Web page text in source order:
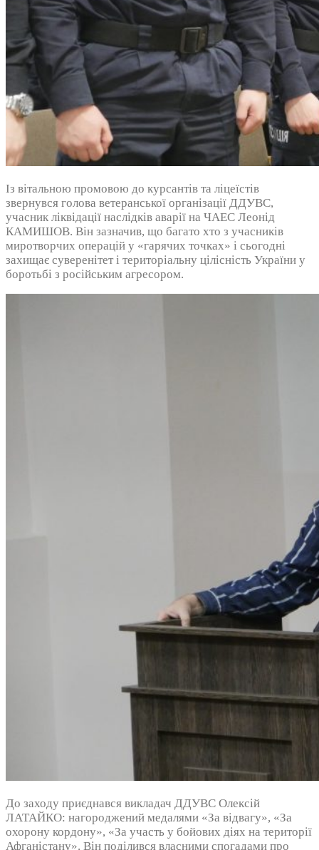
Із вітальною промовою до курсантів та ліцеїстів
звернувся голова ветеранської організації ДДУВС,
учасник ліквідації наслідків аварії на ЧАЕС Леонід
КАМИШОВ. Він зазначив, що багато хто з учасників
миротворчих операцій у «гарячих точках» і сьогодні
захищає суверенітет і територіальну цілісність України у
боротьбі з російським агресором.
До заходу приєднався викладач ДДУВС Олексій
ЛАТАЙКО: нагороджений медалями «За відвагу», «За
охорону кордону», «За участь у бойових діях на території
Афганістану». Він поділився власними спогадами про